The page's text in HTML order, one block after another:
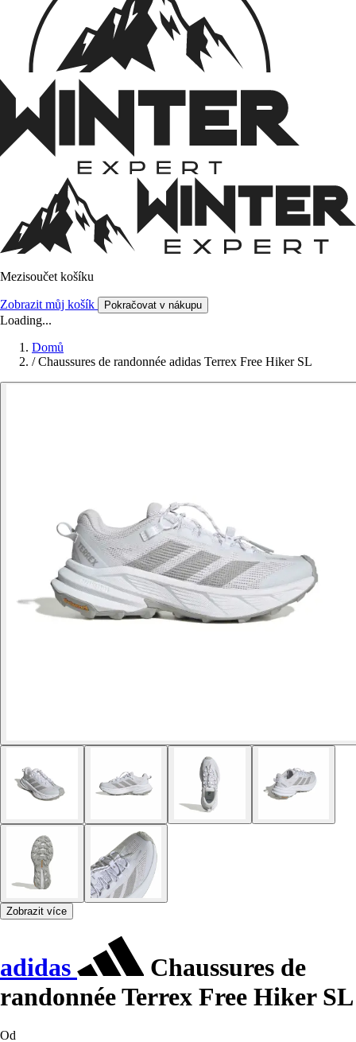
Mezisoučet košíku
Zobrazit můj košík Pokračovat v nákupu
Loading...
Domů
/ Chaussures de randonnée adidas Terrex Free Hiker SL
Zobrazit více
adidas
Chaussures de
randonnée Terrex Free Hiker SL
Od